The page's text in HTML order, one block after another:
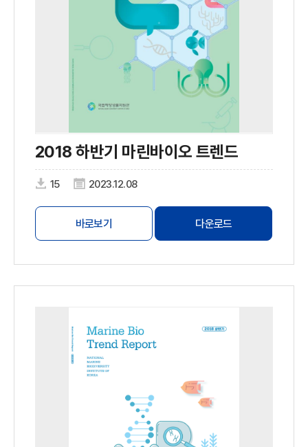
2018 하반기 마린바이오 트렌드
15 2023.12.08
바로보기 다운로드